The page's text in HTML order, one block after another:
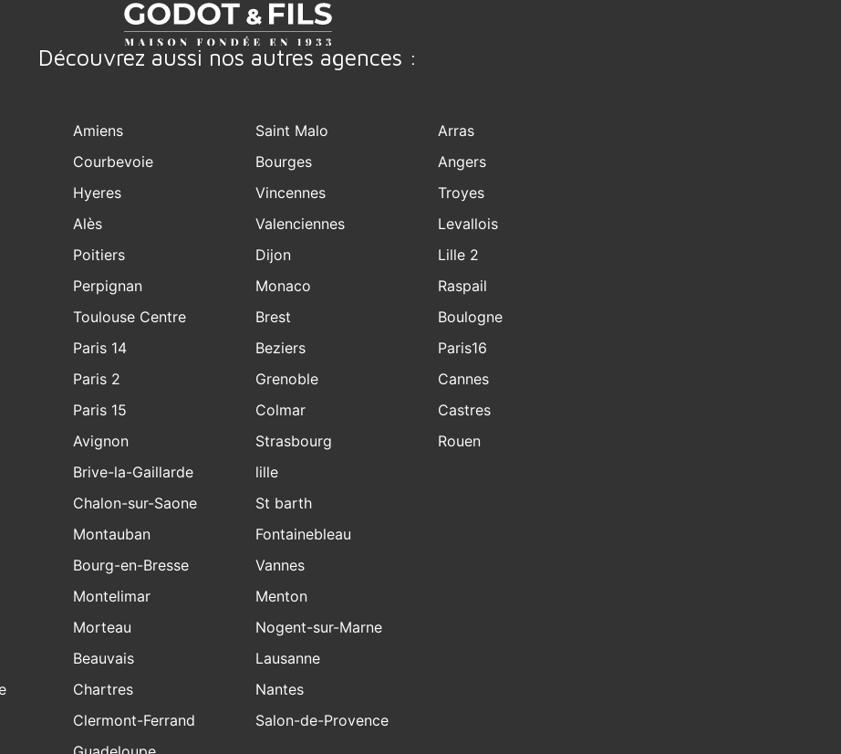
Découvrez aussi nos autres agences :
Amiens
Courbevoie
Hyeres
Alès
Poitiers
Perpignan
Toulouse Centre
Paris 14
Paris 2
Paris 15
Avignon
Saint Malo
Bourges
Vincennes
Valenciennes
Dijon
Monaco
Brest
Beziers
Grenoble
Colmar
Strasbourg
Arras
Angers
Troyes
Levallois
Lille 2
Raspail
Boulogne
Paris16
Cannes
Castres
Rouen
Brive-la-Gaillarde
Chalon-sur-Saone
Montauban
Bourg-en-Bresse
Montelimar
Morteau
Beauvais
Chartres
Clermont-Ferrand
lille
St barth
Fontainebleau
Vannes
Menton
Nogent-sur-Marne
Lausanne
Nantes
Salon-de-Provence